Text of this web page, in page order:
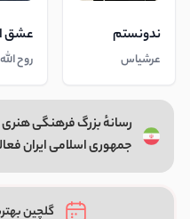
ندونستم
عرشیاس
عشق
روح
رسانهٔ بزرگ فرهنگی
جمهوری اسلامی ایران
گلچین